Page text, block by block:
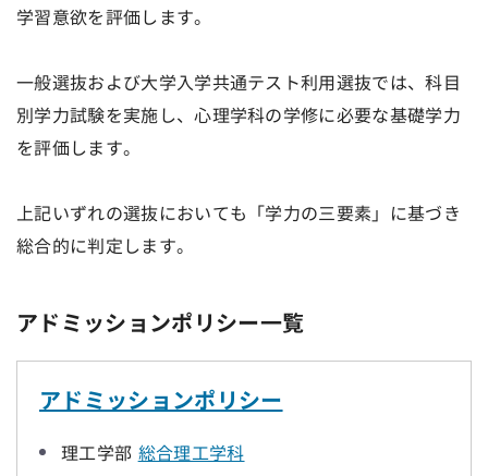
学習意欲を評価します。
一般選抜および大学入学共通テスト利用選抜では、科目
別学力試験を実施し、心理学科の学修に必要な基礎学力
を評価します。
上記いずれの選抜においても「学力の三要素」に基づき
総合的に判定します。
アドミッションポリシー一覧
アドミッションポリシー
理工学部 総合理工学科